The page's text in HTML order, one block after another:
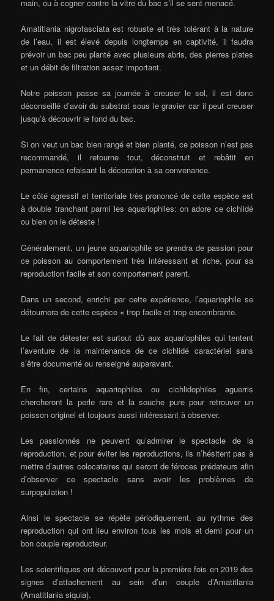
main, ou à cogner contre la vitre du bac s’il se sent menacé.
Amatitlania nigrofasciata est robuste et très tolérant à la nature
de l’eau, il est élevé depuis longtemps en captivité, il faudra
prévoir un bac peu planté avec plusieurs abris, des pierres plates
et un débit de filtration assez important.
Notre poisson passe sa journée à creuser le sol, il est donc
déconseillé d’avoir du substrat sous le gravier car il peut creuser
jusqu’à découvrir le fond du bac.
Si on veut un bac bien rangé et bien planté, ce poisson n’est pas
recommandé, il retourne tout, déconstruit et rebâtit en
permanence refaisant la décoration à sa convenance.
Le côté agressif et territoriale très prononcé de cette espèce est
à double tranchant parmi les aquariophiles: on adore ce cichlidé
ou bien on le déteste !
Généralement, un jeune aquariophile se prendra de passion pour
ce poisson au comportement très intéressant et riche, pour sa
reproduction facile et son comportement parent.
Dans un second, enrichi par cette expérience, l’aquariophile se
détournera de cette espèce « trop facile et trop encombrante.
Le fait de détester est surtout dû aux aquariophiles qui tentent
l’aventure de la maintenance de ce cichlidé caractériel sans
s’être documenté ou renseigné auparavant.
En fin, certains aquariophiles ou cichlidophiles aguerris
chercheront la perle rare et la souche pure pour retrouver un
poisson originel et toujours aussi intéressant à observer.
Les passionnés ne peuvent qu’admirer le spectacle de la
reproduction, et pour éviter les reproductions, ils n’hésitent pas à
mettre d’autres colocataires qui seront de féroces prédateurs afin
d’observer ce spectacle sans avoir les problèmes de
surpopulation !
Ainsi le spectacle se répète périodiquement, au rythme des
reproduction qui ont lieu environ tous les mois et demi pour un
bon couple reproducteur.
Les scientifiques ont découvert pour la première fois en 2019 des
signes d’attachement au sein d’un couple d’Amatitlania
(Amatitlania siquia).